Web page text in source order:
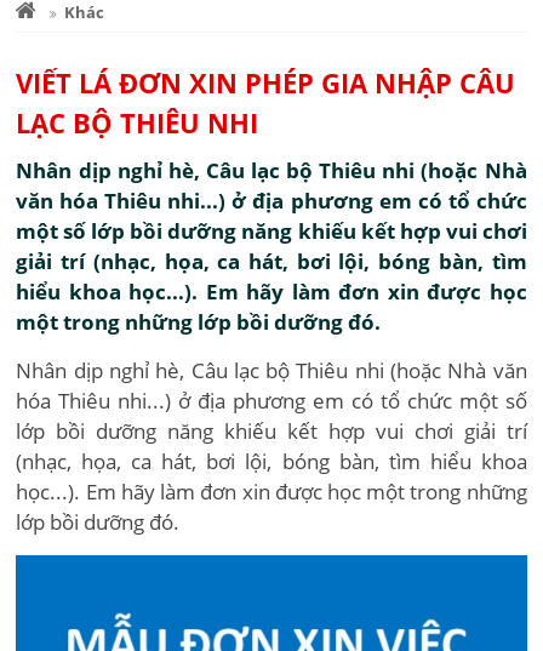
Khác
VIẾT LÁ ĐƠN XIN PHÉP GIA NHẬP CÂU
LẠC BỘ THIÊU NHI
Nhân dịp nghỉ hè, Câu lạc bộ Thiêu nhi (hoặc Nhà
văn hóa Thiêu nhi...) ở địa phương em có tổ chức
một số lớp bồi dưỡng năng khiếu kết hợp vui chơi
giải trí (nhạc, họa, ca hát, bơi lội, bóng bàn, tìm
hiểu khoa học...). Em hãy làm đơn xin được học
một trong những lớp bồi dưỡng đó.
Nhân dịp nghỉ hè, Câu lạc bộ Thiêu nhi (hoặc Nhà văn
hóa Thiêu nhi...) ở địa phương em có tổ chức một số
lớp bồi dưỡng năng khiếu kết hợp vui chơi giải trí
(nhạc, họa, ca hát, bơi lội, bóng bàn, tìm hiểu khoa
học...). Em hãy làm đơn xin được học một trong những
lớp bồi dưỡng đó.